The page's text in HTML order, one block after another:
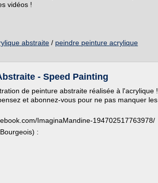
vidéos !
abstraite / peindre peinture acrylique
- Speed Painting
de peinture abstraite réalisée à l'acrylique !
et abonnez-vous pour ne pas manquer les
ImaginaMandine-194702517763978/
: